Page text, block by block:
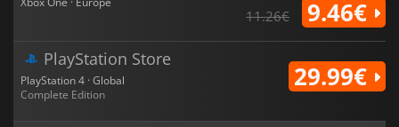
11.26€ 9.46€
PlayStation Store
PlayStation 4 · Global
Complete Edition
29.99€